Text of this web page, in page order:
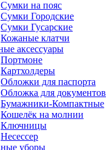
Сумки на пояс
Сумки Городские
Сумки Гусарские
Кожаные клатчи
аксессуары
Портмоне
Картхолдеры
Обложки для паспорта
Обложка для документов
Бумажники-Компактные
Кошелёк на молнии
Ключницы
Несессер
уборы